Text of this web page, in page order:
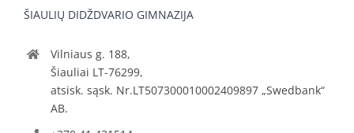
ŠIAULIŲ DIDŽDVARIO GIMNAZIJA
Vilniaus g. 188,
Šiauliai LT-76299,
atsisk. sąsk. Nr.LT507300010002409897 „Swedbank“
AB.